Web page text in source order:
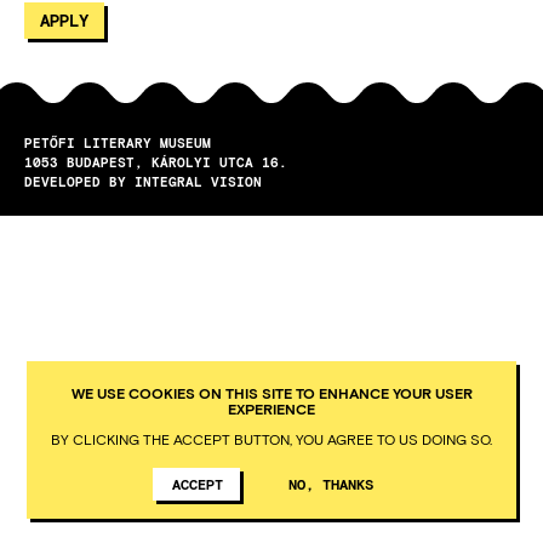
PETŐFI LITERARY MUSEUM
1053
BUDAPEST
KÁROLYI UTCA 16.
DEVELOPED BY INTEGRAL VISION
WE USE COOKIES ON THIS SITE TO ENHANCE YOUR USER
EXPERIENCE
BY CLICKING THE ACCEPT BUTTON, YOU AGREE TO US DOING SO.
ACCEPT NO, THANKS